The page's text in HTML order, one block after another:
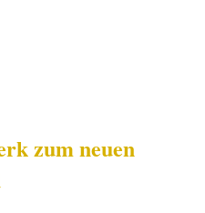
zum neuen